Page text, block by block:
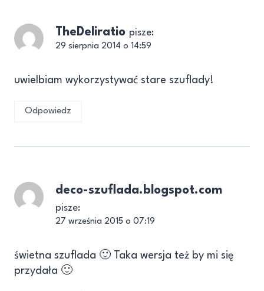
TheDeliratio pisze:
29 sierpnia 2014 o 14:59
uwielbiam wykorzystywać stare szuflady!
Odpowiedz
deco-szuflada.blogspot.com
pisze:
27 września 2015 o 07:19
świetna szuflada 🙂 Taka wersja też by mi się
przydała 🙂